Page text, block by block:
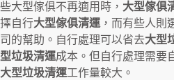
些大型傢俱不再適用時， 大型傢俱
擇自行大型傢俱清運 ，而有些人則
司的幫助。自行處理可以省去大型
型垃圾清運成本。但自行處理需要
大型垃圾清運工作量較大。